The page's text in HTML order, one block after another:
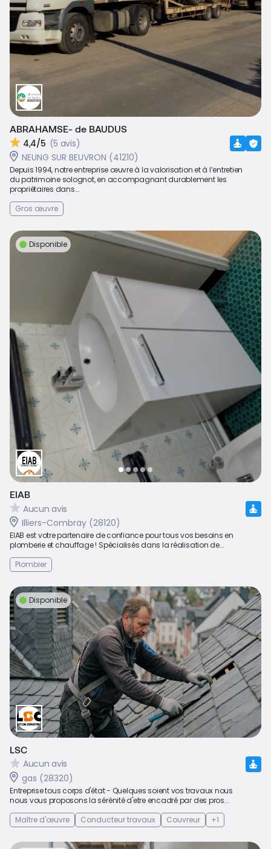
ABRAHAMSE- de BAUDUS
4,4/5 (5 avis)
NEUNG SUR BEUVRON (41210)
Depuis 1994, notre entreprise œuvre à la valorisation et à l’entretien
du patrimoine solognot, en accompagnant durablement les
propriétaires dans...
Gros œuvre
Disponible
EIAB
Aucun avis
Illiers-Combray (28120)
EIAB est votre partenaire de confiance pour tous vos besoins en
plomberie et chauffage ! Spécialisés dans la réalisation de...
Plombier
Disponible
LSC
Aucun avis
gas (28320)
Entreprise tous corps d'état - Quelques soient vos travaux nous
nous vous proposons la sérénité d'etre encadré par des pros...
Maître d'œuvre
Conducteur travaux Couvreur +1